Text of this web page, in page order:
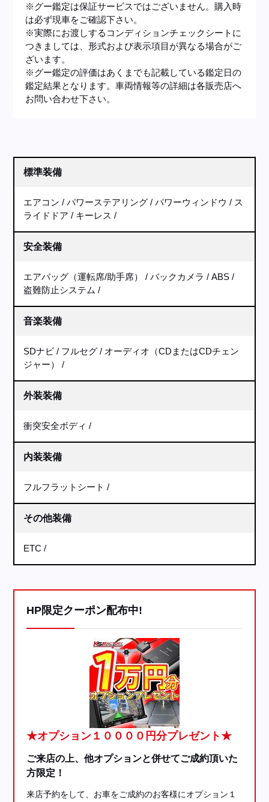
※グー鑑定は保証サービスではございません。購入時
は必ず現車をご確認下さい。
※実際にお渡しするコンディションチェックシートに
つきましては、形式および表示項目が異なる場合がご
ざいます。
※グー鑑定の評価はあくまでも記載している鑑定日の
鑑定結果となります。車両情報等の詳細は各販売店へ
お問い合わせ下さい。
標準装備
エアコン パワーステアリング パワーウィンドウ
ス
ライドドア
キーレス
安全装備
エアバッグ（運転席/助手席） バックカメラ
ABS
盗難防止システム
音楽装備
SDナビ フルセグ
オーディオ（CDまたはCDチェン
ジャー）
外装装備
衝突安全ボディ
内装装備
フルフラットシート
その他装備
ETC
HP限定クーポン配布中!
★オプション１００００円分プレゼント★
ご来店の上、他オプションと併せてご成約頂いた
方限定！
来店予約をして、お車をご成約のお客様にオプション１